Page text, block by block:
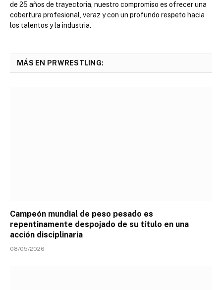
de 25 años de trayectoria, nuestro compromiso es ofrecer una
cobertura profesional, veraz y con un profundo respeto hacia
los talentos y la industria.
MÁS EN PRWRESTLING:
Campeón mundial de peso pesado es
repentinamente despojado de su título en una
acción disciplinaria
08/05/2026